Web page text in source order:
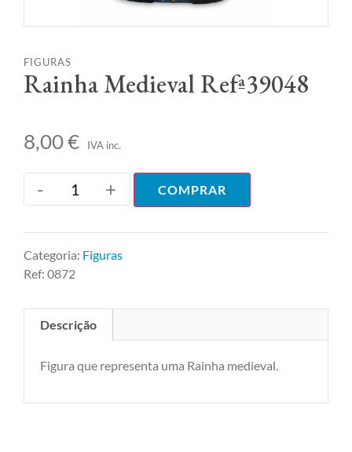
FIGURAS
Rainha Medieval Refª39048
8,00€ IVA inc.
- + COMPRAR
Categoria: Figuras
Ref: 0872
Descrição
Figura que representa uma Rainha medieval.